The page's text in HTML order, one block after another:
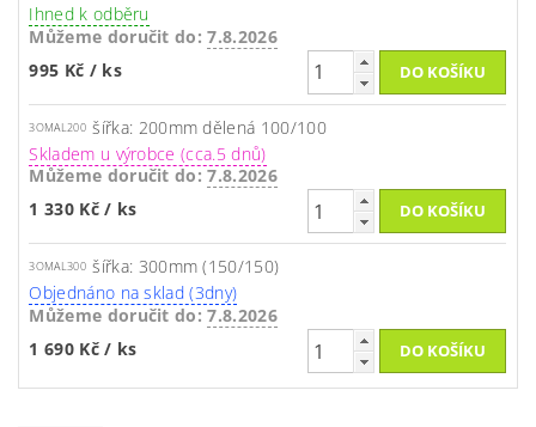
Ihned k odběru
Můžeme doručit do: 7.8.2026
995 Kč / ks
3OMAL200 šířka: 200mm dělená 100/100
Skladem u výrobce (cca.5 dnů)
Můžeme doručit do: 7.8.2026
1 330 Kč/ ks
3OMAL300 šířka: 300mm (150/150)
Objednáno na sklad (3dny)
Můžeme doručit do: 7.8.2026
1 690 Kč/ ks